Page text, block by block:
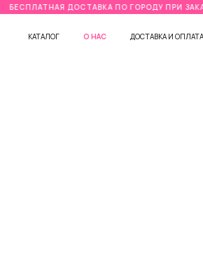
БЕСПЛАТНАЯ ДОСТАВКА ПО ГОРОДУ ПРИ
КАТАЛОГ О НАС ДОСТАВКА И ОПЛАТА